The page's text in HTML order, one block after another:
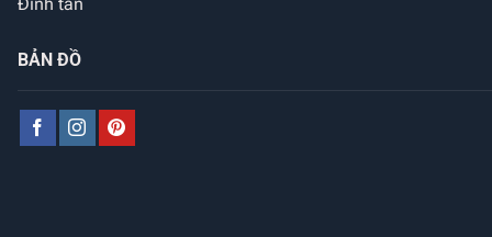
BẢN ĐỒ